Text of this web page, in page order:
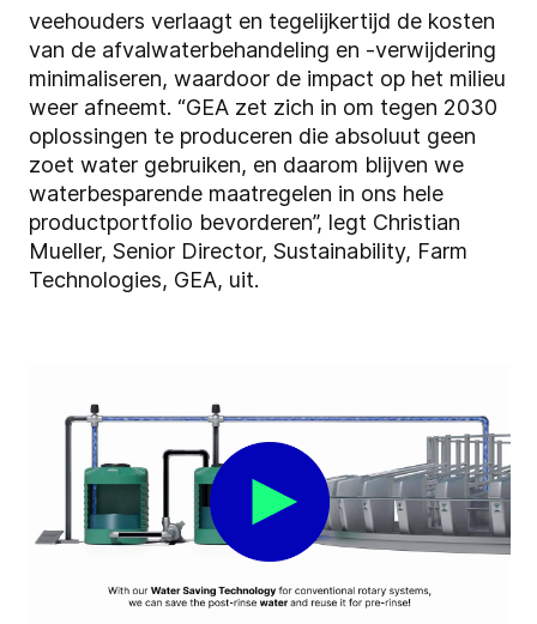
veehouders verlaagt en tegelijkertijd de kosten
van de afvalwaterbehandeling en -verwijdering
minimaliseren, waardoor de impact op het milieu
weer afneemt. “GEA zet zich in om tegen 2030
oplossingen te produceren die absoluut geen
zoet water gebruiken, en daarom blijven we
waterbesparende maatregelen in ons hele
productportfolio bevorderen”, legt Christian
Mueller, Senior Director, Sustainability, Farm
Technologies, GEA, uit.